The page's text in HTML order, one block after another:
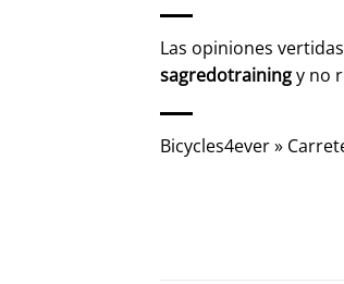
Las opiniones
sagredotrainingy no
Bicycles4ever»